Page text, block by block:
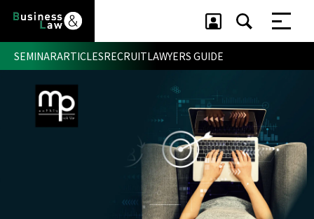
セミナー ・ 記事
SEMINARARTICLESRECRUITLAWYERS GUIDE